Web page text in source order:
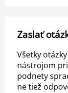
Zaslať
Všetky
nástrojom
podnety
ne tiež